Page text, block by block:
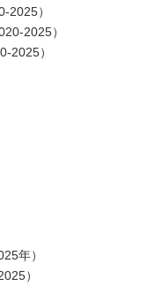
2025）
2025）
2025）
年）
）